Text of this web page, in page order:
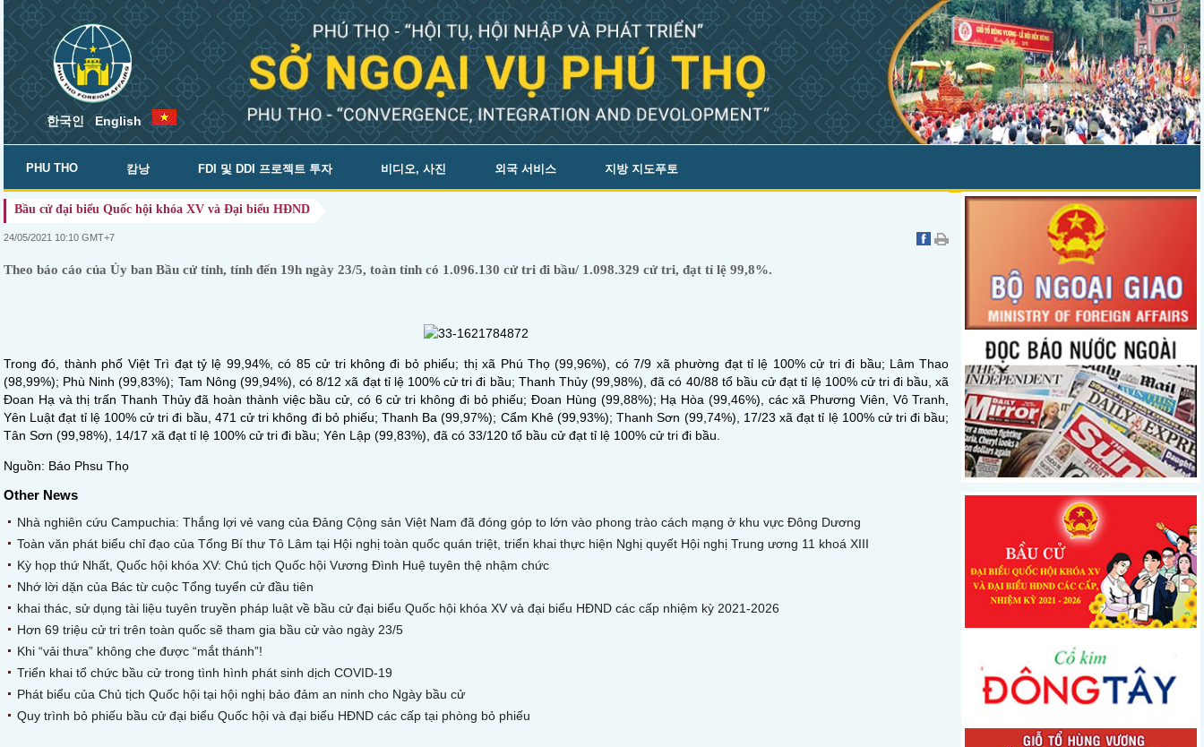
한국인
English
.
PHU THO 캄낭 FDI 및 DDI 프로젝트 투자 비디오, 사진 외국 서비스 지방 지도푸토
Bầu cử đại biểu Quốc hội khóa XV và Đại biểu HĐND
24/05/2021 10:10 GMT+7
Theo báo cáo của Ủy ban Bầu cử tỉnh, tính đến 19h ngày 23/5, toàn tỉnh có 1.096.130 cử tri đi bầu/ 1.098.329 cử tri, đạt tỉ lệ 99,8%.
Trong đó, thành phố Việt Trì đạt tỷ lệ 99,94%, có 85 cử tri không đi bỏ phiếu; thị xã Phú Thọ (99,96%), có 7/9 xã phường đạt tỉ lệ 100% cử tri đi bầu; Lâm Thao
(98,99%); Phù Ninh (99,83%); Tam Nông (99,94%), có 8/12 xã đạt tỉ lệ 100% cử tri đi bầu; Thanh Thủy (99,98%), đã có 40/88 tổ bầu cử đạt tỉ lệ 100% cử tri đi bầu, xã
Đoan Hạ và thị trấn Thanh Thủy đã hoàn thành việc bầu cử, có 6 cử tri không đi bỏ phiếu; Đoan Hùng (99,88%); Hạ Hòa (99,46%), các xã Phương Viên, Vô Tranh,
Yên Luật đạt tỉ lệ 100% cử tri đi bầu, 471 cử tri không đi bỏ phiếu; Thanh Ba (99,97%); Cẩm Khê (99,93%); Thanh Sơn (99,74%), 17/23 xã đạt tỉ lệ 100% cử tri đi bầu;
Tân Sơn (99,98%), 14/17 xã đạt tỉ lệ 100% cử tri đi bầu; Yên Lập (99,83%), đã có 33/120 tổ bầu cử đạt tỉ lệ 100% cử tri đi bầu.
Nguồn: Báo Phsu Thọ
Other News
Nhà nghiên cứu Campuchia: Thắng lợi vẻ vang của Đảng Cộng sản Việt Nam đã đóng góp to lớn vào phong trào cách mạng ở khu vực Đông Dương
Toàn văn phát biểu chỉ đạo của Tổng Bí thư Tô Lâm tại Hội nghị toàn quốc quán triệt, triển khai thực hiện Nghị quyết Hội nghị Trung ương 11 khoá XIII
Kỳ họp thứ Nhất, Quốc hội khóa XV: Chủ tịch Quốc hội Vương Đình Huệ tuyên thệ nhậm chức
Nhớ lời dặn của Bác từ cuộc Tổng tuyển cử đầu tiên
khai thác, sử dụng tài liệu tuyên truyền pháp luật về bầu cử đại biểu Quốc hội khóa XV và đại biểu HĐND các cấp nhiệm kỳ 2021-2026
Hơn 69 triệu cử tri trên toàn quốc sẽ tham gia bầu cử vào ngày 23/5
Khi “vải thưa” không che được “mắt thánh”!
Triển khai tổ chức bầu cử trong tình hình phát sinh dịch COVID-19
Phát biểu của Chủ tịch Quốc hội tại hội nghị bảo đảm an ninh cho Ngày bầu cử
Quy trình bỏ phiếu bầu cử đại biểu Quốc hội và đại biểu HĐND các cấp tại phòng bỏ phiếu